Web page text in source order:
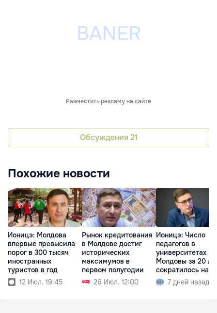
Разместить рекламу на сайте
Обсуждения 21
Похожие новости
Ионицэ: Молдова
впервые превысила
порог в 300 тысяч
иностранных
туристов в год
12 Июл. 19:45
Рынок кредитования
в Молдове достиг
исторических
максимумов в
первом полугодии
26 Июл. 12:00
Ионицэ: Число
педагогов в
университетах
Молдовы за 20
сократилось на 2,97
тысячи7 дней назад